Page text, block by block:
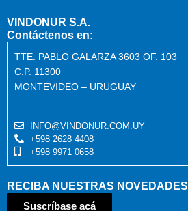
VINDONUR S.A.
Contáctenos en:
TTE. PABLO GALARZA 3603 OF. 103
C.P. 11300
MONTEVIDEO – URUGUAY
INFO@VINDONUR.COM.UY
+598 2628 4408
+598 9971 0658
RECIBA NUESTRAS NOVEDADES
Suscríbase acá